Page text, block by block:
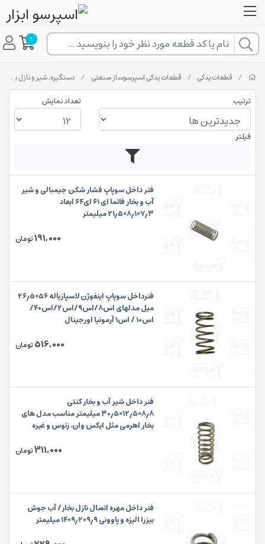
0
/ قطعات یدکی / قطعات یدکی اسپرسوساز صنعتی / دستگیره، شیر و نازل بخار و آب جوش
ترتیب تعداد نمایش
فیلتر
فنر داخل سوپاپ فشار شکن جیمبالی و شیر
آب و بخار فائما ای ۶۱ ای۶۴ ابعاد
۷٫۳×۸٫۱×۲۱٫۵ میلیمتر
191,000تومان
فنرداخل سوپاپ اینفوژن لاسپازیاله ۵۶×۲۶٫۵
میل مدلهای اس۸/اس۹/اس۲/اس۴۰/
اس۱۰ / اس۱ آرمونیا اورجینال
516,000 تومان
فنر داخل شیر آب و بخار کنتی
۸٫۸×۱۲٫۵×۳۰٫۵ میلیمتر مناسب مدل های
بخار اهرمی مثل ایکس وان، زئوس و غیره
311,000تومان
فنر داخل مهره اتصال نازل بخار/ آب جوش
بیزرا الیزه و پاوونی ۹٫۹×۹٫۲×۱۴ میلیمتر